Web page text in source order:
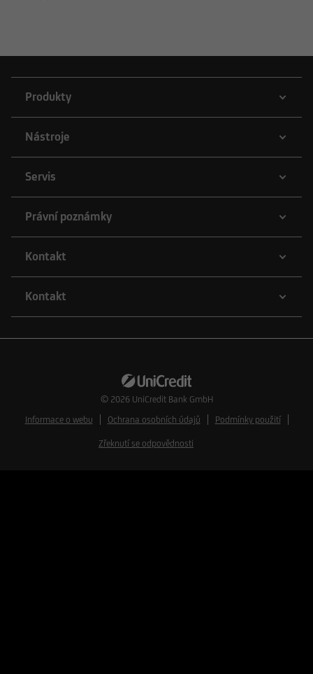
Produkty
Nástroje
Servis
Právní poznámky
Kontakt
Kontakt
© 2026 UniCredit Bank GmbH
Informace o webu
Ochrana osobních údajů Podmínky použití
Zřeknutí se odpovědnosti